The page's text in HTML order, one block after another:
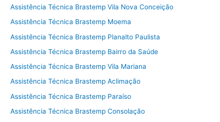
Assistência Técnica Brastemp Vila Nova Conceição
Assistência Técnica Brastemp Moema
Assistência Técnica Brastemp Planalto Paulista
Assistência Técnica Brastemp Bairro da Saúde
Assistência Técnica Brastemp Vila Mariana
Assistência Técnica Brastemp Aclimação
Assistência Técnica Brastemp Paraíso
Assistência Técnica Brastemp Consolação